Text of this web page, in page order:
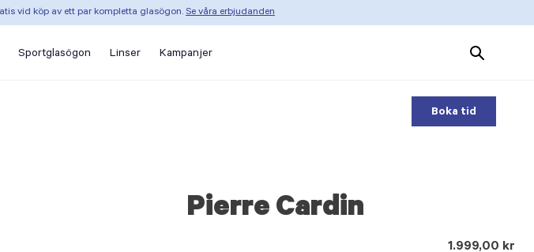
vid köp av ett par kompletta glasögon. Se våra erbjudanden
Sportglasögon Linser Kampanjer
Search
Products
Boka tid
Pierre Cardin
1.999,00 kr